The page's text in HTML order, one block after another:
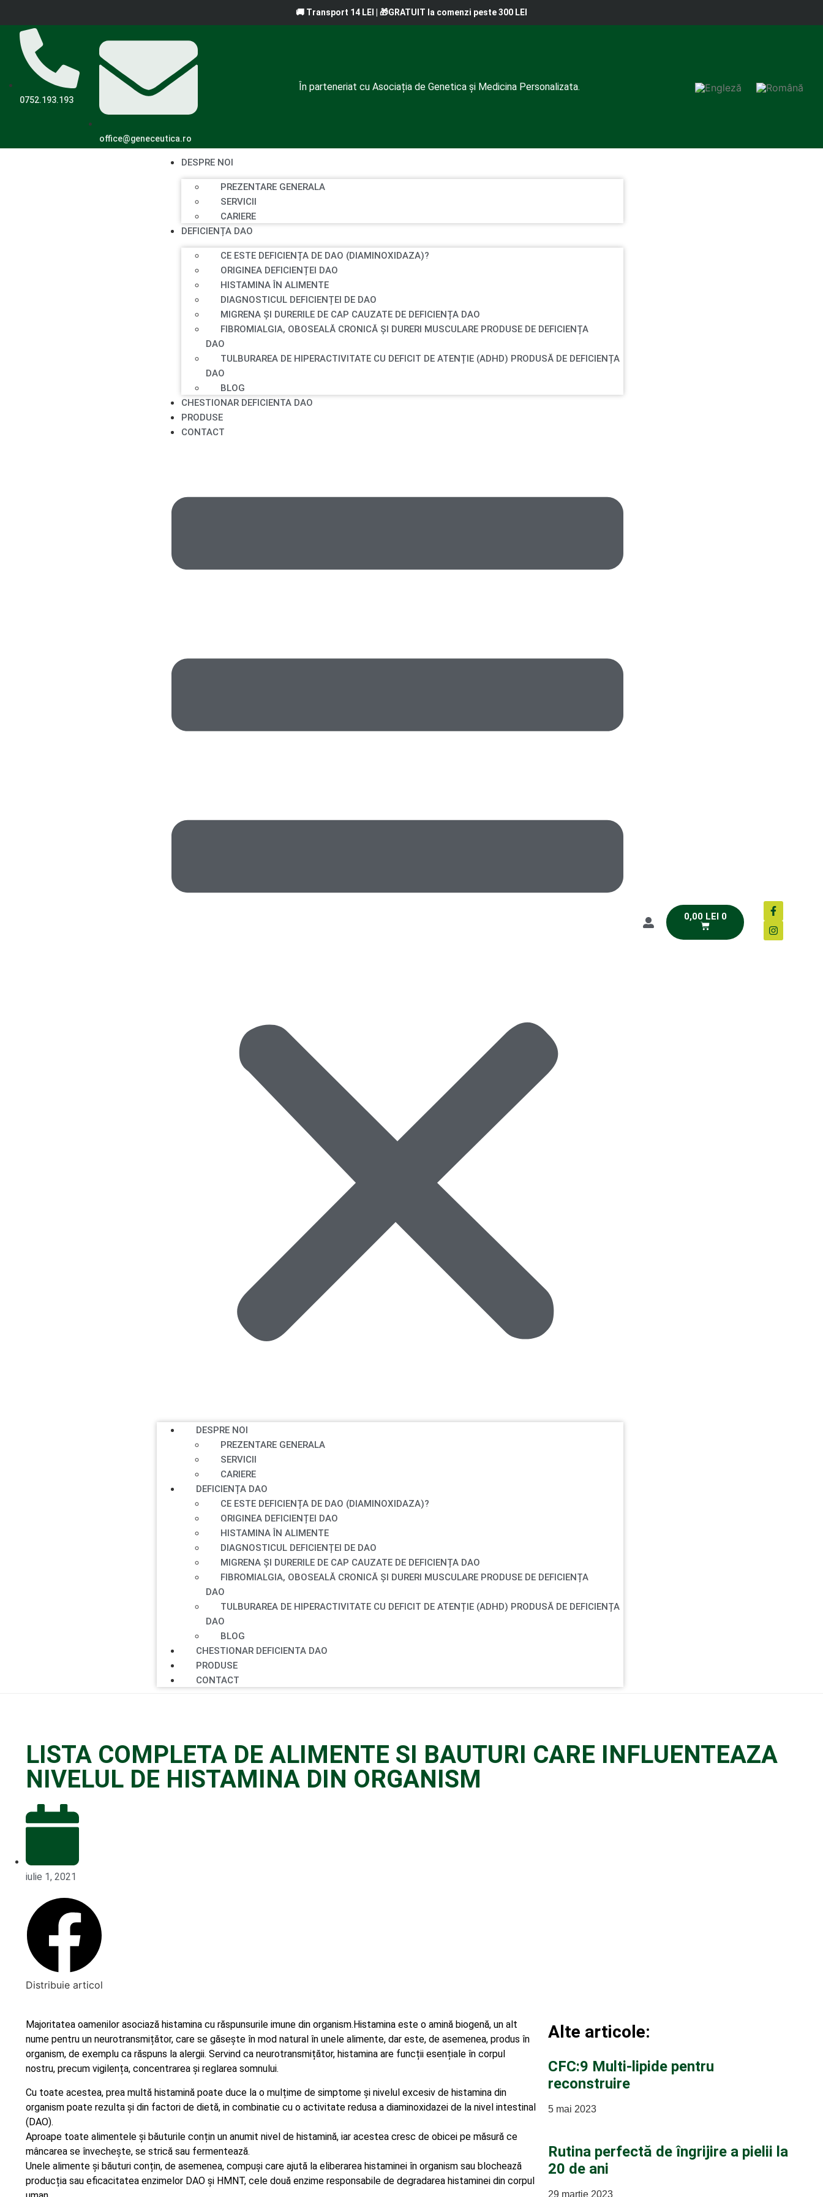
🚚 Transport 14 LEI | 🎁GRATUIT la comenzi peste 300 LEI
0752.193.193
office@geneceutica.ro
În parteneriat cu Asociația de Genetica și Medicina Personalizata.
DESPRE NOI
PREZENTARE GENERALA
SERVICII
CARIERE
DEFICIENȚA DAO
CE ESTE DEFICIENȚA DE DAO (DIAMINOXIDAZA)?
ORIGINEA DEFICIENȚEI DAO
HISTAMINA ÎN ALIMENTE
DIAGNOSTICUL DEFICIENȚEI DE DAO
MIGRENA ȘI DURERILE DE CAP CAUZATE DE DEFICIENȚA DAO
FIBROMIALGIA, OBOSEALĂ CRONICĂ ȘI DURERI MUSCULARE PRODUSE DE DEFICIENȚA
DAO
TULBURAREA DE HIPERACTIVITATE CU DEFICIT DE ATENȚIE (ADHD) PRODUSĂ DE DEFICIENȚA
DAO
BLOG
CHESTIONAR DEFICIENTA DAO
PRODUSE
CONTACT
DESPRE NOI
PREZENTARE GENERALA
SERVICII
CARIERE
DEFICIENȚA DAO
CE ESTE DEFICIENȚA DE DAO (DIAMINOXIDAZA)?
ORIGINEA DEFICIENȚEI DAO
HISTAMINA ÎN ALIMENTE
DIAGNOSTICUL DEFICIENȚEI DE DAO
MIGRENA ȘI DURERILE DE CAP CAUZATE DE DEFICIENȚA DAO
FIBROMIALGIA, OBOSEALĂ CRONICĂ ȘI DURERI MUSCULARE PRODUSE DE DEFICIENȚA
DAO
TULBURAREA DE HIPERACTIVITATE CU DEFICIT DE ATENȚIE (ADHD) PRODUSĂ DE DEFICIENȚA
DAO
BLOG
CHESTIONAR DEFICIENTA DAO
PRODUSE
CONTACT
0,00 LEI 0
LISTA COMPLETA DE ALIMENTE SI BAUTURI CARE INFLUENTEAZA
NIVELUL DE HISTAMINA DIN ORGANISM
iulie 1, 2021
Distribuie articol
Majoritatea oamenilor asociază histamina cu răspunsurile imune din organism.Histamina este o amină biogenă, un alt
nume pentru un neurotransmițător, care se găsește în mod natural în unele alimente, dar este, de asemenea, produs în
organism, de exemplu ca răspuns la alergii. Servind ca neurotransmițător, histamina are funcții esențiale în corpul
nostru, precum vigilența, concentrarea și reglarea somnului.
Cu toate acestea, prea multă histamină poate duce la o mulțime de simptome și nivelul excesiv de histamina din
organism poate rezulta și din factori de dietă, in combinatie cu o activitate redusa a diaminoxidazei de la nivel intestinal
(DAO).
Aproape toate alimentele și băuturile conțin un anumit nivel de histamină, iar acestea cresc de obicei pe măsură ce
mâncarea se învechește, se strică sau fermentează.
Unele alimente și băuturi conțin, de asemenea, compuși care ajută la eliberarea histaminei în organism sau blochează
producția sau eficacitatea enzimelor DAO și HMNT, cele două enzime responsabile de degradarea histaminei din corpul
Alte articole:
CFC:9 Multi-lipide pentru
reconstruire
5 mai 2023
Rutina perfectă de îngrijire a pielii la
20 de ani
29 martie 2023